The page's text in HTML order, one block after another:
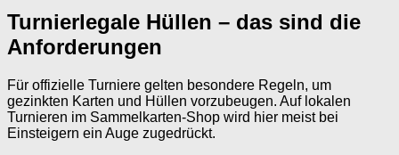
Turnierlegale Hüllen – das sind die
Anforderungen
Für offizielle Turniere gelten besondere Regeln, um
gezinkten Karten und Hüllen vorzubeugen. Auf lokalen
Turnieren im Sammelkarten-Shop wird hier meist bei
Einsteigern ein Auge zugedrückt.